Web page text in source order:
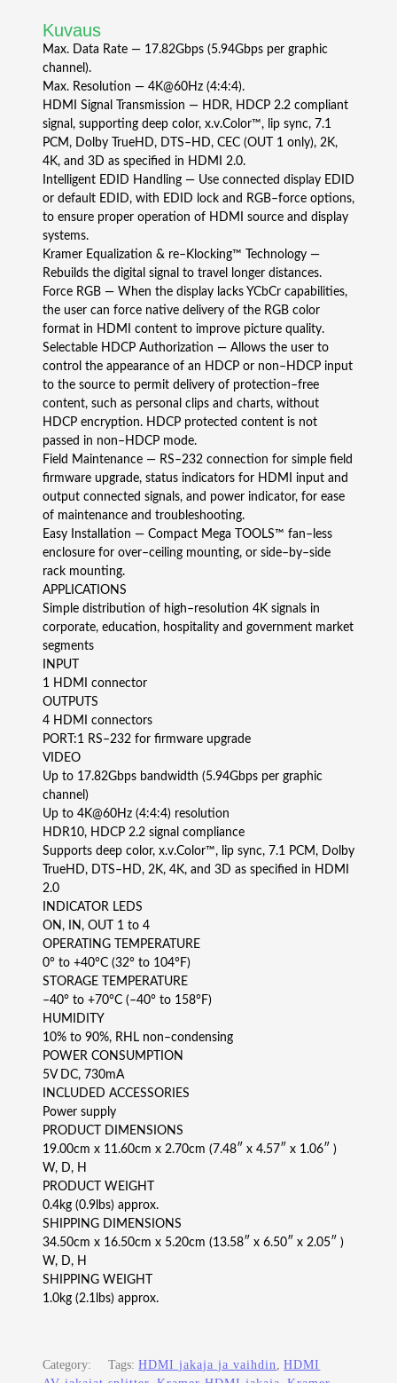
-
H
2
4
K
6
0
1
×
4
K
H
D
M
I
-
j
a
k
j
a
m
ä
ä
r
Kuvaus
Max. Data Rate — 17.82Gbps (5.94Gbps per graphic
channel).
Max. Resolution — 4K@60Hz (4:4:4).
HDMI Signal Transmission — HDR, HDCP 2.2 compliant
signal, supporting deep color, x.v.Color™, lip sync, 7.1
PCM, Dolby TrueHD, DTS–HD, CEC (OUT 1 only), 2K,
4K, and 3D as specified in HDMI 2.0.
Intelligent EDID Handling — Use connected display EDID
or default EDID, with EDID lock and RGB–force options,
to ensure proper operation of HDMI source and display
systems.
Kramer Equalization & re–Klocking™ Technology —
Rebuilds the digital signal to travel longer distances.
Force RGB — When the display lacks YCbCr capabilities,
the user can force native delivery of the RGB color
format in HDMI content to improve picture quality.
Selectable HDCP Authorization — Allows the user to
control the appearance of an HDCP or non–HDCP input
to the source to permit delivery of protection–free
content, such as personal clips and charts, without
HDCP encryption. HDCP protected content is not
passed in non–HDCP mode.
Field Maintenance — RS–232 connection for simple field
firmware upgrade, status indicators for HDMI input and
output connected signals, and power indicator, for ease
of maintenance and troubleshooting.
Easy Installation — Compact Mega TOOLS™ fan–less
enclosure for over–ceiling mounting, or side–by–side
rack mounting.
APPLICATIONS
Simple distribution of high–resolution 4K signals in
corporate, education, hospitality and government market
segments
INPUT
1 HDMI connector
OUTPUTS
4 HDMI connectors
PORT:1 RS–232 for firmware upgrade
VIDEO
Up to 17.82Gbps bandwidth (5.94Gbps per graphic
channel)
Up to 4K@60Hz (4:4:4) resolution
HDR10, HDCP 2.2 signal compliance
Supports deep color, x.v.Color™, lip sync, 7.1 PCM, Dolby
TrueHD, DTS–HD, 2K, 4K, and 3D as specified in HDMI
2.0
INDICATOR LEDS
ON, IN, OUT 1 to 4
OPERATING TEMPERATURE
0° to +40°C (32° to 104°F)
STORAGE TEMPERATURE
–40° to +70°C (–40° to 158°F)
HUMIDITY
10% to 90%, RHL non–condensing
POWER CONSUMPTION
5V DC, 730mA
INCLUDED ACCESSORIES
Power supply
PRODUCT DIMENSIONS
19.00cm x 11.60cm x 2.70cm (7.48″ x 4.57″ x 1.06″ )
W, D, H
PRODUCT WEIGHT
0.4kg (0.9lbs) approx.
SHIPPING DIMENSIONS
34.50cm x 16.50cm x 5.20cm (13.58″ x 6.50″ x 2.05″ )
W, D, H
SHIPPING WEIGHT
1.0kg (2.1lbs) approx.
Category:
Tags:HDMI jakaja ja vaihdin , HDMI